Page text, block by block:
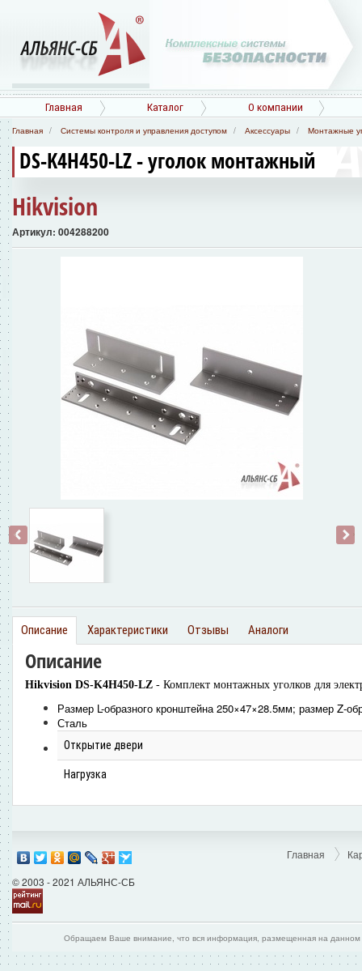
Главная Каталог О компании
Главная Системы контроля и управления доступом Аксессуары Монтажные
DS-K4H450-LZ - уголок монтажный
Hikvision
Артикул: 004288200
‹ ›
Описание Характеристики Отзывы Аналоги
Описание
Hikvision DS-K4H450-LZ - Комплект монтажных уголков для
Размер L-образного кронштейна 250×47×28.5мм; размер Z-
Сталь
Открытие двери
Нагрузка
© 2003 - 2021 АЛЬЯНС-СБ
Главная
Обращаем Ваше внимание, что вся информация, размещенная на данном